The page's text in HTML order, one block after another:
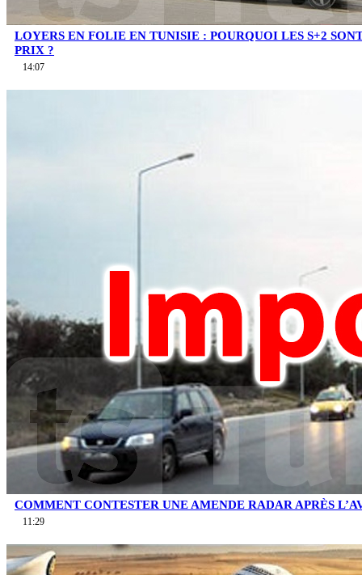
LOYERS EN FOLIE EN TUNISIE : POURQUOI LES S+2
PRIX ?
14:07
COMMENT CONTESTER UNE AMENDE RADAR APRÈS
11:29